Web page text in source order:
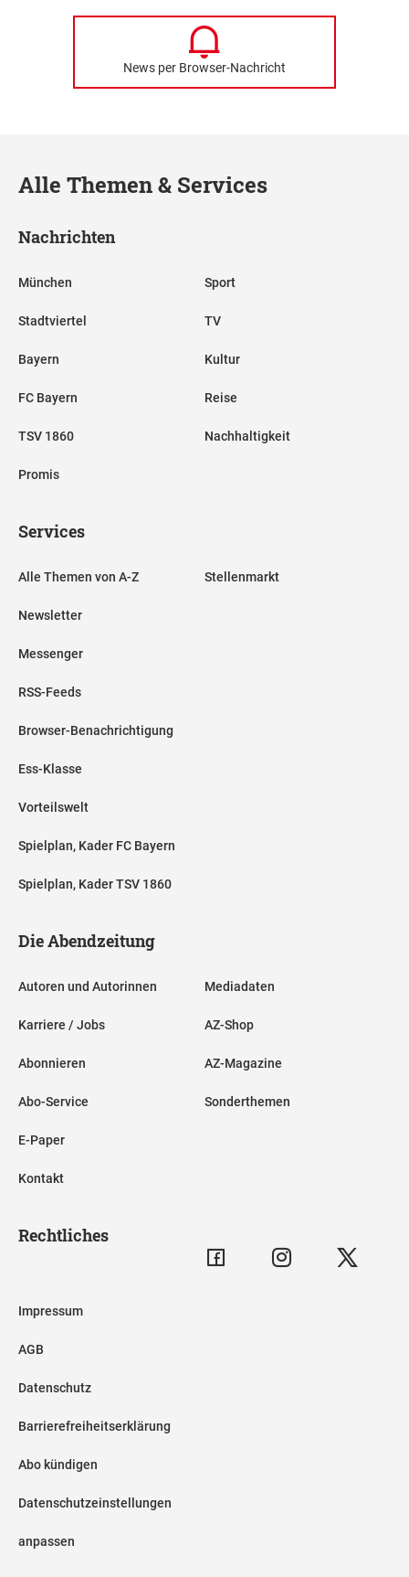
News per Browser-Nachricht
Alle Themen & Services
Nachrichten
München
Stadtviertel
Bayern
FC Bayern
TSV 1860
Promis
Sport
TV
Kultur
Reise
Nachhaltigkeit
Services
Alle Themen von A-Z
Newsletter
Messenger
RSS-Feeds
Browser-Benachrichtigung
Ess-Klasse
Vorteilswelt
Spielplan, Kader FC Bayern
Spielplan, Kader TSV 1860
Stellenmarkt
Die Abendzeitung
Autoren und Autorinnen
Karriere / Jobs
Abonnieren
Abo-Service
E-Paper
Kontakt
Mediadaten
AZ-Shop
AZ-Magazine
Sonderthemen
Rechtliches
Impressum
AGB
Datenschutz
Barrierefreiheitserklärung
Abo kündigen
Datenschutzeinstellungen
anpassen